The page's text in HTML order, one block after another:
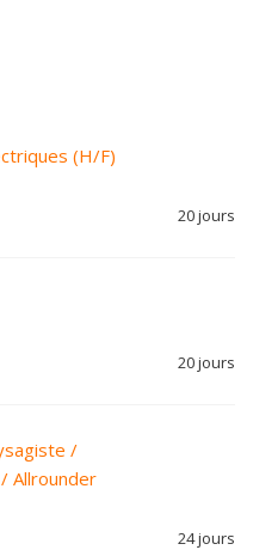
(H/F)
20 jours
20 jours
/
Allrounder
24 jours